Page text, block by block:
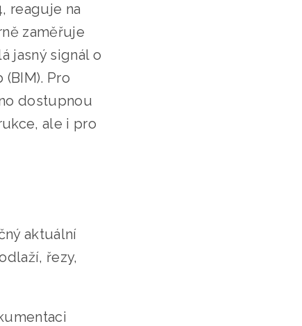
reaguje na
zaměřuje
jasný signál o
Pro
dostupnou
ale i pro
aktuální
řezy,